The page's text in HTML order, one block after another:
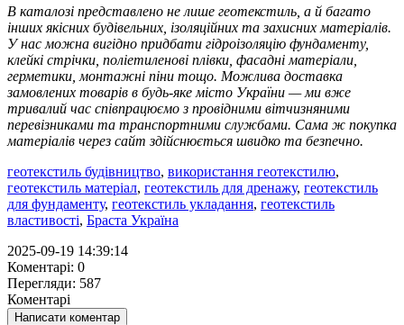
В каталозі представлено не лише геотекстиль, а й багато
інших якісних будівельних, ізоляційних та захисних матеріалів.
У нас можна вигідно придбати гідроізоляцію фундаменту,
клейкі стрічки, поліетиленові плівки, фасадні матеріали,
герметики, монтажні піни тощо. Можлива доставка
замовлених товарів в будь-яке місто України — ми вже
тривалий час співпрацюємо з провідними вітчизняними
перевізниками та транспортними службами. Сама ж покупка
матеріалів через сайт здійснюється швидко та безпечно.
геотекстиль будівництво, використання геотекстилю,
геотекстиль матеріал, геотекстиль для дренажу, геотекстиль
для фундаменту, геотекстиль укладання, геотекстиль
властивості, Браста Україна
2025-09-19 14:39:14
Коментарі: 0
Перегляди: 587
Коментарі
Написати коментар